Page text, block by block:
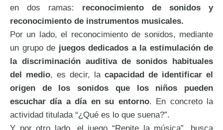
en dos ramas: reconocimiento de sonidos y
reconocimiento de instrumentos musicales.
Por un lado, el reconocimiento de sonidos, mediante
un grupo de juegos dedicados a la estimulación de
la discriminación auditiva de sonidos habituales
del medio, es decir, la capacidad de identificar el
origen de los sonidos que los niños pueden
escuchar día a día en su entorno. En concreto la
actividad titulada “¿Qué es lo que suena?”.